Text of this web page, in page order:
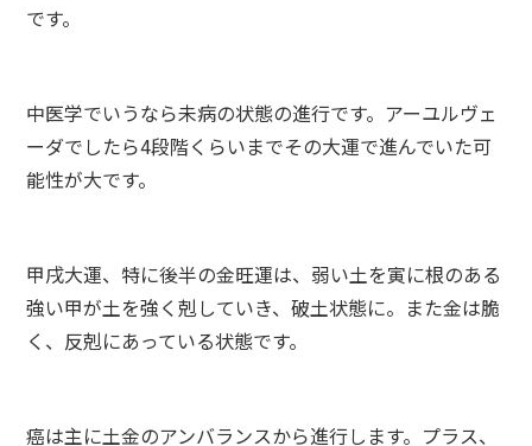
です。
中医学でいうなら未病の状態の進行です。アーユルヴェ
ーダでしたら4段階くらいまでその大運で進んでいた可
能性が大です。
甲戌大運、特に後半の金旺運は、弱い土を寅に根のある
強い甲が土を強く剋していき、破土状態に。また金は脆
く、反剋にあっている状態です。
癌は主に土金のアンバランスから進行します。プラス、